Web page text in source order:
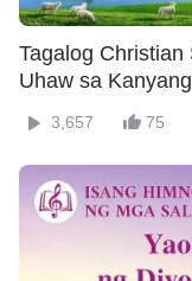
Tagalog
Uhaw sa
3,657 75